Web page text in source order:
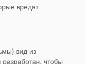
вредят
вид из
чтобы